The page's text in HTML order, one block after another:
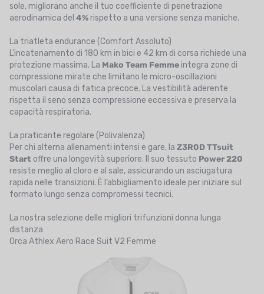
sole, migliorano anche il tuo coefficiente di penetrazione
aerodinamica del 4% rispetto a una versione senza maniche.
La triatleta endurance (Comfort Assoluto)
L’incatenamento di 180 km in bici e 42 km di corsa richiede una
protezione massima. La Mako Team Femme integra zone di
compressione mirate che limitano le micro-oscillazioni
muscolari causa di fatica precoce. La vestibilità aderente
rispetta il seno senza compressione eccessiva e preserva la
capacità respiratoria.
La praticante regolare (Polivalenza)
Per chi alterna allenamenti intensi e gare, la Z3R0D TTsuit
Start offre una longevità superiore. Il suo tessuto Power 220
resiste meglio al cloro e al sale, assicurando un asciugatura
rapida nelle transizioni. È l’abbigliamento ideale per iniziare sul
formato lungo senza compromessi tecnici.
La nostra selezione delle migliori trifunzioni donna lunga
distanza
Orca Athlex Aero Race Suit V2 Femme